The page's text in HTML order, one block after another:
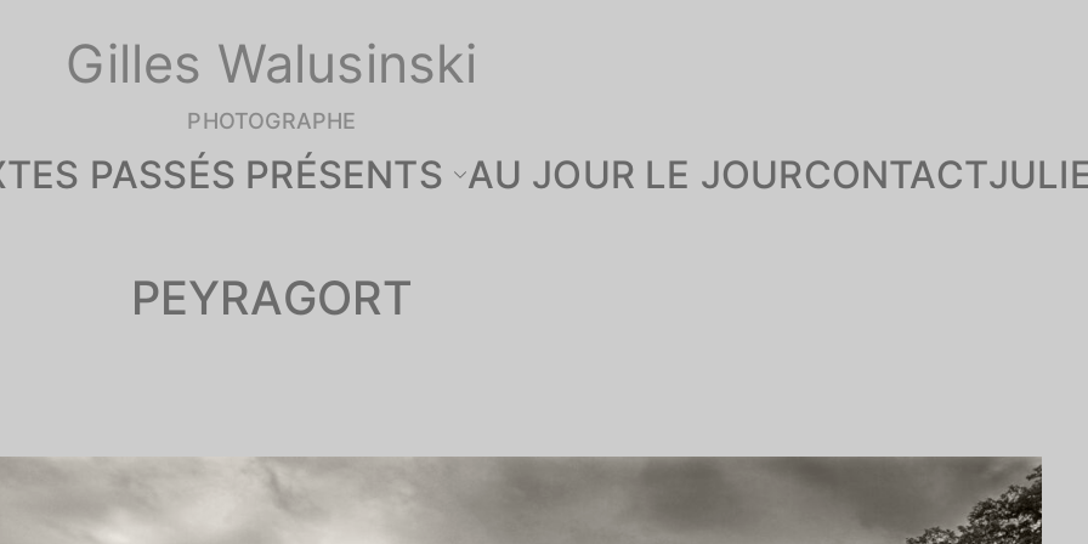
Gilles Walusinski
PHOTOGRAPHE
PASSÉS PRÉSENTS AU JOUR LE JOURCONTACT
PEYRAGORT